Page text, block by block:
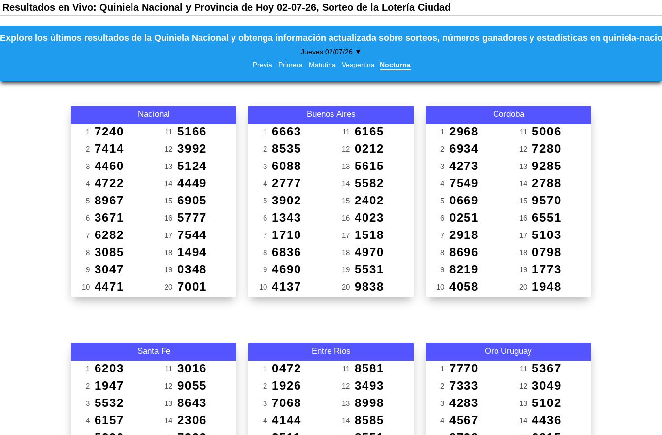
Resultados en Vivo: Quiniela Nacional y Provincia de Hoy 02-07-26, Sorteo de la Lotería Ciudad
Explore los últimos resultados de la Quiniela Nacional y obtenga información actualizada sobre sorteos, números ganadores y estadísticas en quiniela-
Jueves 02/07/26 ▼
Previa
Primera Matutina Vespertina Nocturna
Nacional
1 7240
2 7414
3 4460
4 4722
5 8967
6 3671
7 6282
8 3085
9 3047
10 4471
11 5166
12 3992
13 5124
14 4449
15 6905
16 5777
17 7544
18 1494
19 0348
20 7001
Buenos Aires
1 6663
2 8535
3 6088
4 2777
5 3902
6 1343
7 1710
8 6836
9 4690
10 4137
11 6165
12 0212
13 5615
14 5582
15 2402
16 4023
17 1518
18 4970
19 5531
20 9838
Cordoba
1 2968
2 6934
3 4273
4 7549
5 0669
6 0251
7 2918
8 8696
9 8219
10 4058
11 5006
12 7280
13 9285
14 2788
15 9570
16 6551
17 5103
18 0798
19 1773
20 1948
Santa Fe
1 6203
2 1947
3 5532
4 6157
11 3016
12 9055
13 8643
14 2306
Entre Rios
1 0472
2 1926
3 7068
4 4144
11 8581
12 3493
13 8998
14 8585
Oro Uruguay
1 7770
2 7333
3 4283
4 4567
11 5367
12 3049
13 5102
14 4436